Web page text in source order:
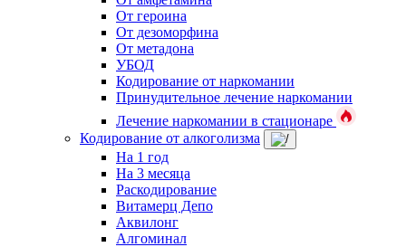
От героина
От дезоморфина
От метадона
УБОД
Кодирование от наркомании
Принудительное лечение наркомании
Лечение наркомании в стационаре
Кодирование от алкоголизма
На 1 год
На 3 месяца
Раскодирование
Витамерц Депо
Аквилонг
Алгоминал